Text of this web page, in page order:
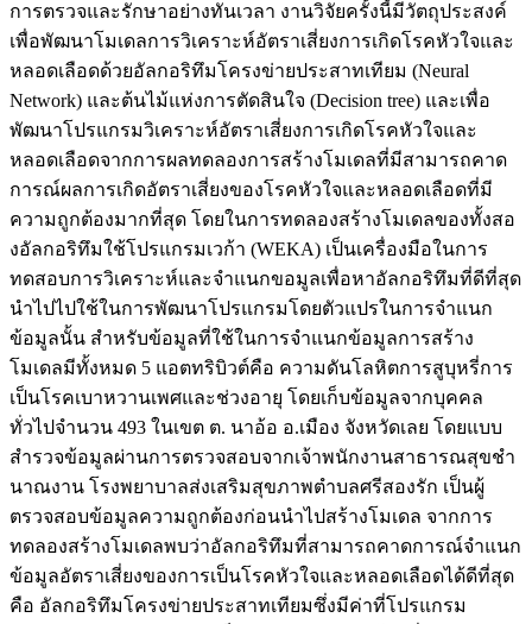
การตรวจและรักษาอย่างทันเวลา งานวิจัยครั้งนี้มีวัตถุประสงค์
เพื่อพัฒนาโมเดลการวิเคราะห์อัตราเสี่ยงการเกิดโรคหัวใจและ
หลอดเลือดด้วยอัลกอริทึมโครงข่ายประสาทเทียม (Neural
Network) และต้นไม้แห่งการตัดสินใจ (Decision tree) และเพื่อ
พัฒนาโปรแกรมวิเคราะห์อัตราเสี่ยงการเกิดโรคหัวใจและ
หลอดเลือดจากการผลทดลองการสร้างโมเดลที่มีสามารถคาด
การณ์ผลการเกิดอัตราเสี่ยงของโรคหัวใจและหลอดเลือดที่มี
ความถูกต้องมากที่สุด โดยในการทดลองสร้างโมเดลของทั้งสอ
งอัลกอริทึมใช้โปรแกรมเวก้า (WEKA) เป็นเครื่องมือในการ
ทดสอบการวิเคราะห์และจำแนกขอมูลเพื่อหาอัลกอริทึมที่ดีที่สุด
นำไปไปใช้ในการพัฒนาโปรแกรมโดยตัวแปรในการจำแนก
ข้อมูลนั้น สำหรับข้อมูลที่ใช้ในการจำแนกข้อมูลการสร้าง
โมเดลมีทั้งหมด 5 แอตทริบิวต์คือ ความดันโลหิตการสูบุหรี่การ
เป็นโรคเบาหวานเพศและช่วงอายุ โดยเก็บข้อมูลจากบุคคล
ทั่วไปจำนวน 493 ในเขต ต. นาอ้อ อ.เมือง จังหวัดเลย โดยแบบ
สำรวจข้อมูลผ่านการตรวจสอบจากเจ้าพนักงานสาธารณสุขชำ
นาณงาน โรงพยาบาลส่งเสริมสุขภาพตำบลศรีสองรัก เป็นผู้
ตรวจสอบข้อมูลความถูกต้องก่อนนำไปสร้างโมเดล จากการ
ทดลองสร้างโมเดลพบว่าอัลกอริทึมที่สามารถคาดการณ์จำแนก
ข้อมูลอัตราเสี่ยงของการเป็นโรคหัวใจและหลอดเลือดได้ดีที่สุด
คือ อัลกอริทึมโครงข่ายประสาทเทียมซึ่งมีค่าที่โปรแกรม